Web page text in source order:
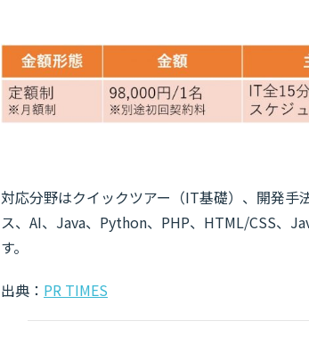
対応分野はクイックツアー（IT基礎）、開発手
ス、AI、Java、Python、PHP、HTML/CSS、
す。
出典： PR TIMES